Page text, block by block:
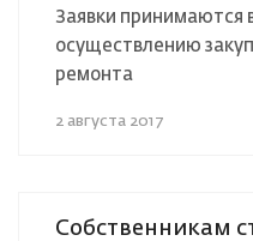
Заявки принимаются
осуществлению
ремонта
2 августа 2017
Собственникам